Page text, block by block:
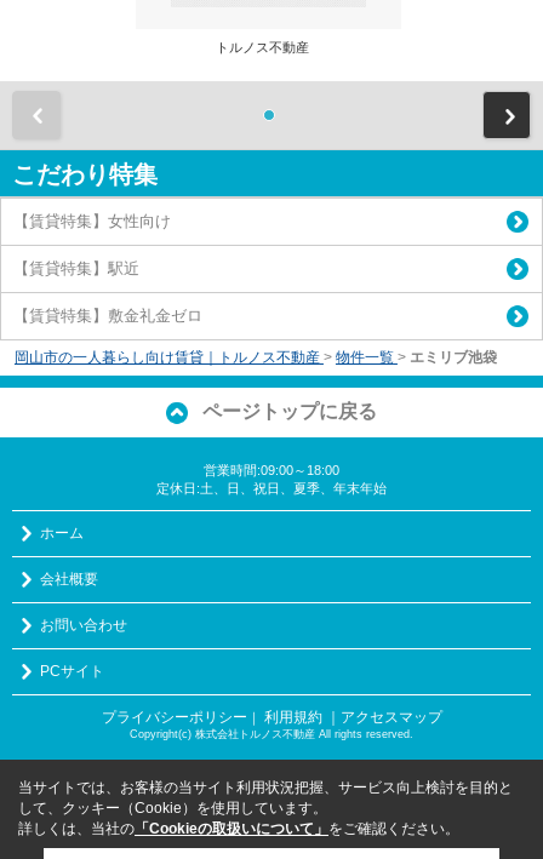
トルノス不動産
こだわり特集
【賃貸特集】女性向け
【賃貸特集】駅近
【賃貸特集】敷金礼金ゼロ
岡山市の一人暮らし向け賃貸｜トルノス不動産 > 物件一覧 > エミリブ池袋
ページトップに戻る
営業時間:09:00～18:00
定休日:土、日、祝日、夏季、年末年始
ホーム
会社概要
お問い合わせ
PCサイト
プライバシーポリシー 利用規約 ｜アクセスマップ
Copyright(c) 株式会社トルノス不動産 All rights reserved.
当サイトでは、お客様の当サイト利用状況把握、サービス向上検討を目的と
して、クッキー（Cookie）を使用しています。
詳しくは、当社の 「Cookieの取扱いについて」 をご確認ください。